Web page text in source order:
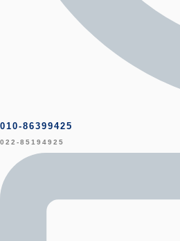
010-86399425
022-85194925